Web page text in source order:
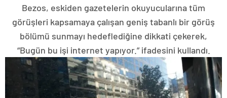
Bezos, eskiden gazetelerin okuyucularına tüm
görüşleri kapsamaya çalışan geniş tabanlı bir görüş
bölümü sunmayı hedeflediğine dikkati çekerek,
“Bugün bu işi internet yapıyor.” ifadesini kullandı.